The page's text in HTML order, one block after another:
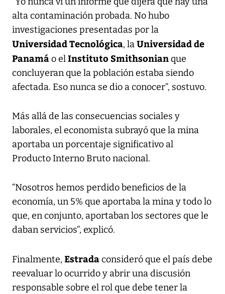
alta contaminación probada. No hubo
investigaciones presentadas por la
Universidad Tecnológica, laUniversidad de
Panamáo elInstituto Smithsonianque
concluyeran que la población estaba siendo
afectada. Eso nunca se dio a conocer”, sostuvo.
Más allá de las consecuencias sociales y
laborales, el economista subrayó que la mina
aportaba un porcentaje significativo al
Producto Interno Bruto nacional.
“Nosotros hemos perdido beneficios de la
economía, un 5% que aportaba la mina y todo lo
que, en conjunto, aportaban los sectores que le
daban servicios”, explicó.
Finalmente, Estradaconsideró que el país debe
reevaluar lo ocurrido y abrir una discusión
responsable sobre el rol que debe tener la